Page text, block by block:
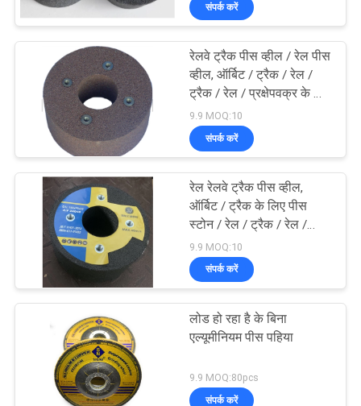
घर्षण फ्लैप डिस्क
15
घर्षण प्रालंब पहिया
संपर्क करें
रेलवे ट्रैक पीस व्हील / रेल पीस
व्हील, ऑर्बिट / ट्रैक / रेल /
ट्रैक / रेल / प्रक्षेपवक्र के लिए
पीस स्टोन
9.9 MOQ:10
संपर्क करें
रेल रेलवे ट्रैक पीस व्हील,
ऑर्बिट / ट्रैक के लिए पीस
स्टोन / रेल / ट्रैक / रेल /
प्रक्षेप पथ 150x75x55
9.9 MOQ:10
संपर्क करें
लोड हो रहा है के बिना
एल्यूमीनियम पीस पहिया
9.9 MOQ:80pcs
संपर्क करें